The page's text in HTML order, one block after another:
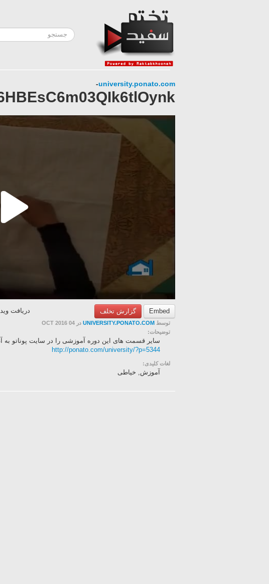
university.ponato.com
-
Embed گزارش تخلف دریافت
توسط UNIVERSITY.PONATO.COM در 04 OCT 2016
توضیحات:
سایر قسمت های این دوره آموزشی را در سایت پوناتو به
http://ponato.com/university/?p=5344
لغات کلیدی:
آموزش, خیاطی